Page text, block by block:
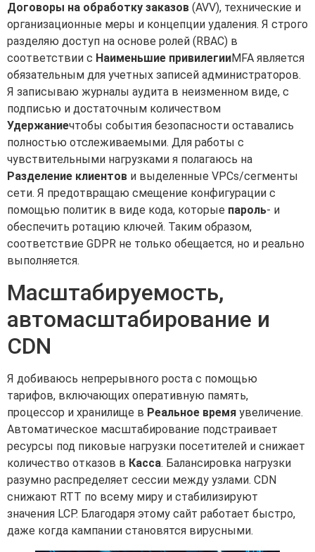
Договоры на обработку заказов (AVV), технические и
организационные меры и концепции удаления. Я строго
разделяю доступ на основе ролей (RBAC) в
соответствии с Наименьшие привилегииMFA является
обязательным для учетных записей администраторов.
Я записываю журналы аудита в неизменном виде, с
подписью и достаточным количеством
Удержаниечтобы события безопасности оставались
полностью отслеживаемыми. Для работы с
чувствительными нагрузками я полагаюсь на
Разделение клиентов и выделенные VPCs/сегменты
сети. Я предотвращаю смещение конфигурации с
помощью политик в виде кода, которые пароль- и
обеспечить ротацию ключей. Таким образом,
соответствие GDPR не только обещается, но и реально
выполняется.
Масштабируемость,
автомасштабирование и
CDN
Я добиваюсь непрерывного роста с помощью
тарифов, включающих оперативную память,
процессор и хранилище в Реальное время увеличение.
Автоматическое масштабирование подстраивает
ресурсы под пиковые нагрузки посетителей и снижает
количество отказов в Касса. Балансировка нагрузки
разумно распределяет сессии между узлами. CDN
снижают RTT по всему миру и стабилизируют
значения LCP. Благодаря этому сайт работает быстро,
даже когда кампании становятся вирусными.